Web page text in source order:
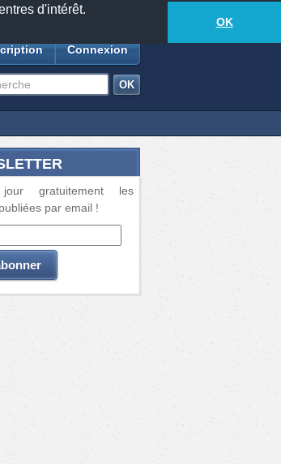
d'intérêt.
OK
-327lecteurs connectés
Connexion
gratuitement les
par email !